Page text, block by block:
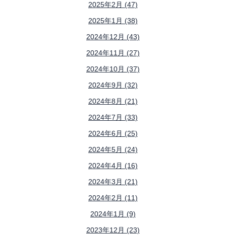
2025年2月 (47)
2025年1月 (38)
2024年12月 (43)
2024年11月 (27)
2024年10月 (37)
2024年9月 (32)
2024年8月 (21)
2024年7月 (33)
2024年6月 (25)
2024年5月 (24)
2024年4月 (16)
2024年3月 (21)
2024年2月 (11)
2024年1月 (9)
2023年12月 (23)